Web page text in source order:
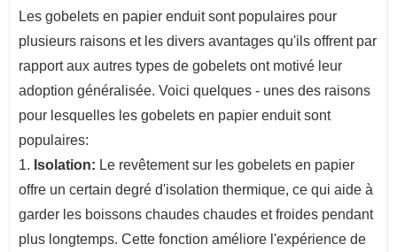
Les gobelets en papier enduit sont populaires pour
plusieurs raisons et les divers avantages qu'ils offrent par
rapport aux autres types de gobelets ont motivé leur
adoption généralisée. Voici quelques - unes des raisons
pour lesquelles les gobelets en papier enduit sont
populaires:
1. Isolation: Le revêtement sur les gobelets en papier
offre un certain degré d'isolation thermique, ce qui aide à
garder les boissons chaudes chaudes et froides pendant
plus longtemps. Cette fonction améliore l'expérience de